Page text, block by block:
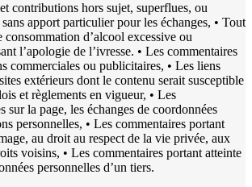
contributions hors sujet, superflues, ou
apport particulier pour les échanges, • Tout
d’alcool excessive ou
l’apologie de l’ivresse. • Les commentaires
commerciales ou publicitaires, • Les liens
extérieurs dont le contenu serait susceptible
et règlements en vigueur, • Les
sur la page, les échanges de coordonnées
personnelles, • Les commentaires portant
au droit au respect de la vie privée, aux
voisins, • Les commentaires portant atteinte
personnelles d’un tiers.